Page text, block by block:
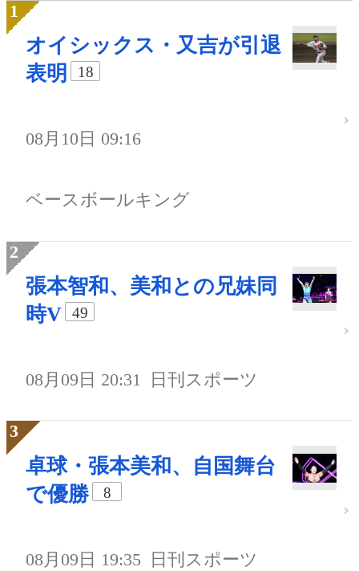
オイシックス・又吉が引退
表明
18
08月10日 09:16
ベースボールキング
張本智和、美和との兄妹同
時V
49
08月09日 20:31 日刊スポーツ
卓球・張本美和、自国舞台
で優勝
8
08月09日 19:35 日刊スポーツ